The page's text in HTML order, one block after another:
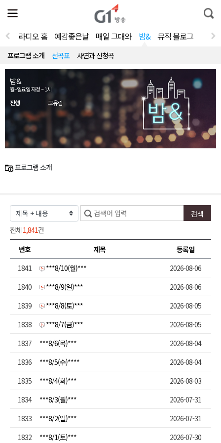
전
체
뉴
열
통
합
라디오 홈 예감좋은날 매일 그대와 밤& 뮤직 블로그
프로그램 소개 선곡표 사연과 신청곡
밤&
월~일요일 자정 ~ 1시
진행 고유림
프로그램 소개
전체 1,841건
번호
제목
등록일
1841
***8/10(월)***
2026-08-06
1840
***8/9(일)***
2026-08-06
1839
***8/8(토)***
2026-08-05
1838
***8/7(금)***
2026-08-05
1837
***8/6(목)***
2026-08-04
1836
***8/5(수)****
2026-08-04
1835
***8/4(화)***
2026-08-03
1834
***8/3(월)***
2026-07-31
1833
***8/2(일)***
2026-07-31
1832
***8/1(토)*** 2026-07-30